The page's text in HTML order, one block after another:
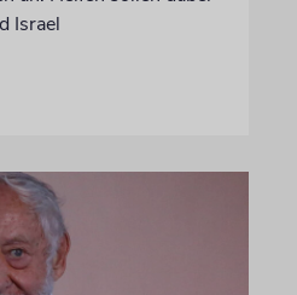
Israel